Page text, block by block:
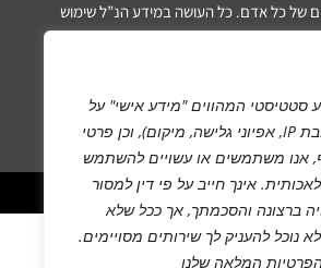
סטטיסטי המהווים "מידע אישי" על
פי חוק (כגון סוג מכשיר, כתובת IP, אפיוני גלישה, מיקום), וכן פרטי
אנו משתמשים או עשויים להשתמש
אינך חייב על פי דין למסור
ברצונה והסכמתך, אך ככל שלא
נוכל להעניק לך שירותים מסויימים.
המלאה שלנו
של כל אדם. כל העושה במידע הנ”ל שימוש